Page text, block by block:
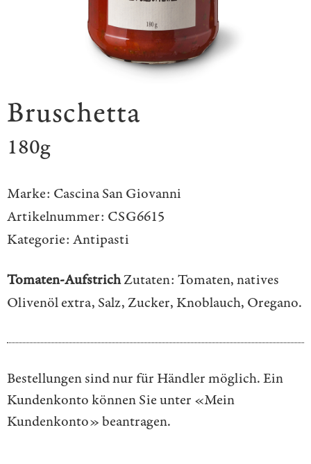
Bruschetta
180g
Marke: Cascina San Giovanni
Artikelnummer: CSG6615
Kategorie: Antipasti
Tomaten-AufstrichZutaten: Tomaten, natives
Olivenöl extra, Salz, Zucker, Knoblauch, Oregano.
Bestellungen sind nur für Händler möglich. Ein
Kundenkonto können Sie unter «Mein
Kundenkonto»beantragen.